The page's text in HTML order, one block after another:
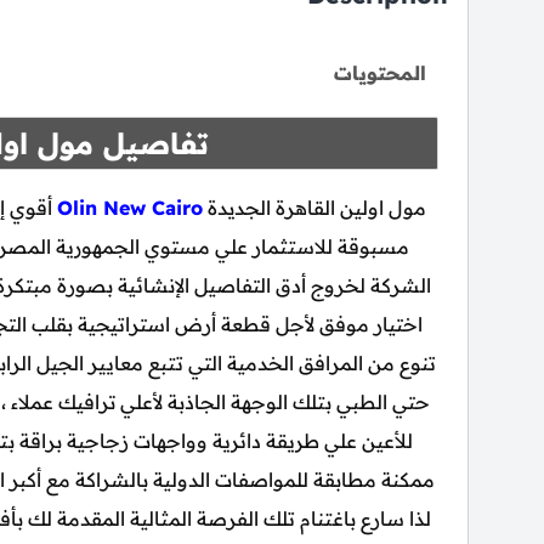
المحتويات
تفاصيل مول
مول اولين القاهرة الجديدةOlin New Cairo أقوي
مسبوقة للاستثمار علي مستوي الجمهورية
الشركة لخروج أدق التفاصيل الإنشائية بصورة
تنوع من المرافق الخدمية التي تتبع معايير الجيل
حتي الطبي بتلك الوجهة الجاذبة لأعلي ترافيك
للأعين علي طريقة دائرية وواجهات زجاجية براقة
ممكنة مطابقة للمواصفات الدولية بالشراكة مع أكبر
لذا سارع باغتنام تلك الفرصة المثالية المقدمة